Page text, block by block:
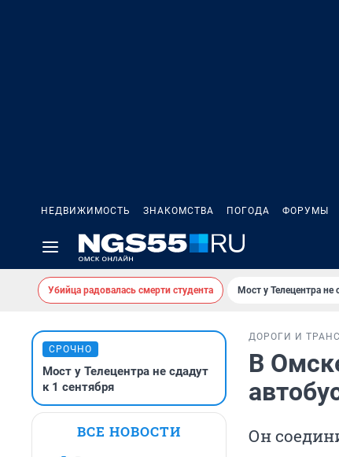
НЕДВИЖИМОСТЬ ЗНАКОМСТВА ПОГОДА ФОРУМЫ
Убийца радовалась смерти студента Мост у Телецентра не
СРОЧНО
Мост у Телецентра не сдадут
к 1 сентября
ВСЕ НОВОСТИ
ДОРОГИ И
В
Он